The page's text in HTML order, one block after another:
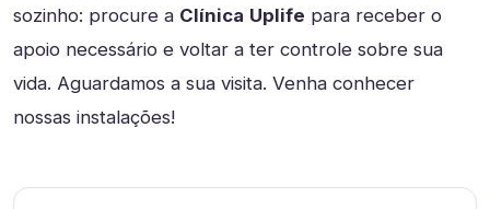
sozinho: procure a Clínica Uplife para receber o
apoio necessário e voltar a ter controle sobre sua
vida. Aguardamos a sua visita. Venha conhecer
nossas instalações!